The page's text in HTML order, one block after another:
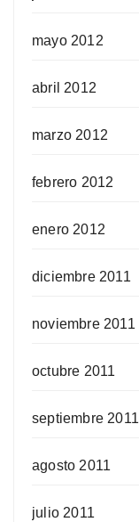
mayo 2012
abril 2012
marzo 2012
febrero 2012
enero 2012
diciembre 2011
noviembre 2011
octubre 2011
septiembre 2011
agosto 2011
julio 2011